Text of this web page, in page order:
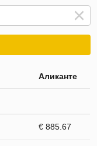
Аликанте
€ 885.67